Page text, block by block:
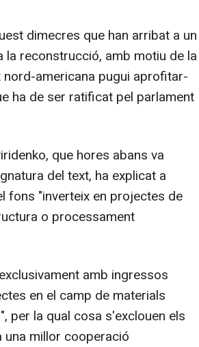
dimecres que han arribat a un
reconstrucció, amb motiu de la
americana pugui aprofitar-
ha de ser ratificat pel parlament
que hores abans va
del text, ha explicat a
fons "inverteix en projectes de
o processament
amb ingressos
en el camp de materials
per la qual cosa s'exclouen els
millor cooperació